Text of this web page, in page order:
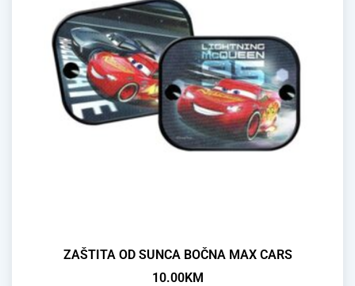
ZAŠTITA OD SUNCA BOČNA MAX CARS
10.00KM